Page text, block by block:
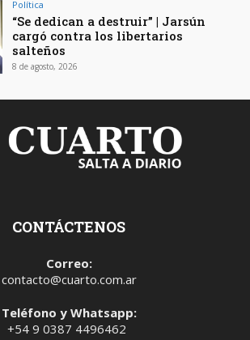
Política
“Se dedican a destruir” | Jarsún
cargó contra los libertarios
salteños
8 de agosto, 2026
CONTÁCTENOS
Correo:
contacto@cuarto.com.ar
Teléfono y Whatsapp:
+54 9 0387 4496462